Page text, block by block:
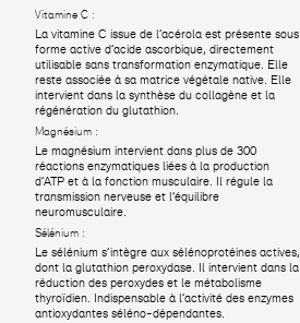
Vitamine C :
La vitamine C issue de l’acérola est présente sous
forme active d’acide ascorbique, directement
utilisable sans transformation enzymatique. Elle
reste associée à sa matrice végétale native. Elle
intervient dans la synthèse du collagène et la
régénération du glutathion.
Magnésium :
Le magnésium intervient dans plus de 300
réactions enzymatiques liées à la production
d’ATP et à la fonction musculaire. Il régule la
transmission nerveuse et l’équilibre
neuromusculaire.
Sélénium :
Le sélénium s’intègre aux sélénoprotéines actives,
dont la glutathion peroxydase. Il intervient dans la
réduction des peroxydes et le métabolisme
thyroïdien. Indispensable à l’activité des enzymes
antioxydantes séléno-dépendantes.